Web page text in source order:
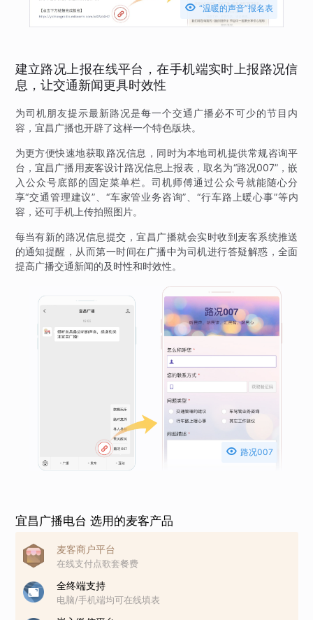
 “温暖的声音”报名表
建立路况上报在线平台，在手机端实时上报路况信
息，让交通新闻更具时效性
为司机朋友提示最新路况是每一个交通广播必不可少的节目内
容，宜昌广播也开辟了这样一个特色版块。
为更方便快速地获取路况信息，同时为本地司机提供常规咨询平
台，宜昌广播用麦客设计路况信息上报表，取名为“路况007”，嵌
入公众号底部的固定菜单栏。司机师傅通过公众号就能随心分
享“交通管理建议”、“车家管业务咨询”、“行车路上暖心事”等内
容，还可手机上传拍照图片。
每当有新的路况信息提交，宜昌广播就会实时收到麦客系统推送
的通知提醒，从而第一时间在广播中为司机进行答疑解惑，全面
提高广播交通新闻的及时性和时效性。
 路况007
宜昌广播电台 选用的麦客产品
麦客商户平台
在线支付点歌套餐费
全终端支持
电脑/手机端均可在线填表